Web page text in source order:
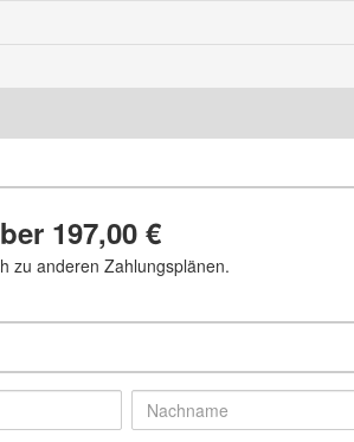
197,00 €
zu anderen Zahlungsplänen.